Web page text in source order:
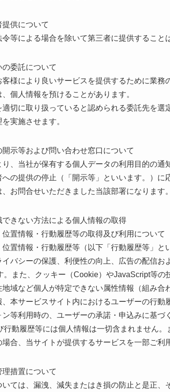
提供について
等による場合を除いて第三者に提供すること
の委託について
様により良いサービスを提供するために業務
個人情報を預けることがあります。
切に取り扱っていると認められる委託先を選
実施させます。
開示等および問い合わせ窓口について
、当社が保有する個人データの利用目的の通
の提供の停止（「開示等」といいます。）に
お問合せいただきました当該部署になります。
できない方法による個人情報の取得
置情報・行動履歴等の取得及び利用について
置情報・行動履歴等（以下「行動履歴等」と
バシーの保護、利便性の向上、広告の配信お
。また、クッキー（Cookie）やJavaScript等の
域など個人が特定できない属性情報（組み合
本サービスサイト内におけるユーザーの行
等利用時の、ユーザーの承諾・申込みに基づ
行動履歴等には個人情報は一切含まれません
合、当サイトが提供するサービスを一部ご利
理措置について
ては、漏洩、減失またはき損の防止と是正、